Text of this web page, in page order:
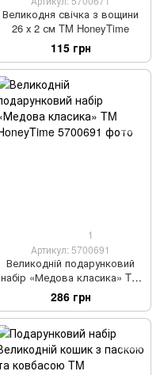
Великодня свічка з вощини
26 х 2 см TM HoneyTime
115 грн
1
Артикул: 5700691
Великодній подарунковий
набір «Медова класика» TM
HoneyTime
286 грн